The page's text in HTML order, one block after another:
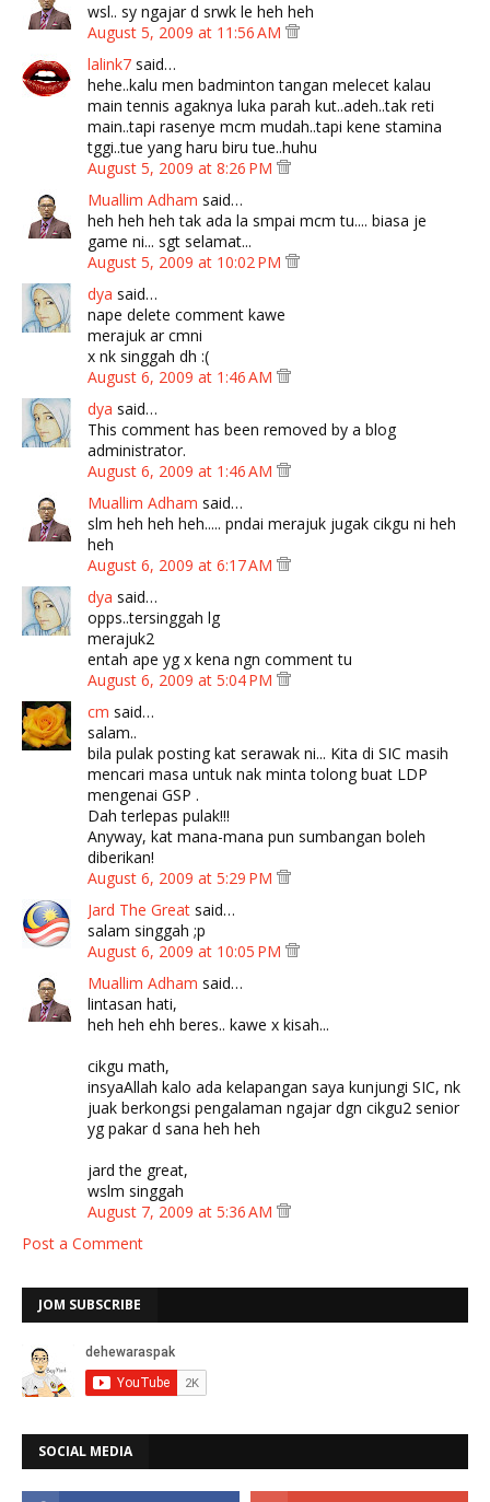
wsl.. sy ngajar d srwk le heh heh
August 5, 2009 at 11:56 AM
lalink7 said…
hehe..kalu men badminton tangan melecet kalau
main tennis agaknya luka parah kut..adeh..tak reti
main..tapi rasenye mcm mudah..tapi kene stamina
tggi..tue yang haru biru tue..huhu
August 5, 2009 at 8:26 PM
Muallim Adham said…
heh heh heh tak ada la smpai mcm tu.... biasa je
game ni... sgt selamat...
August 5, 2009 at 10:02 PM
dya said…
nape delete comment kawe
merajuk ar cmni
x nk singgah dh :(
August 6, 2009 at 1:46 AM
dya said…
This comment has been removed by a blog
administrator.
August 6, 2009 at 1:46 AM
Muallim Adham said…
slm heh heh heh..... pndai merajuk jugak cikgu ni heh
heh
August 6, 2009 at 6:17 AM
dya said…
opps..tersinggah lg
merajuk2
entah ape yg x kena ngn comment tu
August 6, 2009 at 5:04 PM
cm said…
salam..
bila pulak posting kat serawak ni... Kita di SIC masih
mencari masa untuk nak minta tolong buat LDP
mengenai GSP .
Dah terlepas pulak!!!
Anyway, kat mana-mana pun sumbangan boleh
diberikan!
August 6, 2009 at 5:29 PM
Jard The Great said…
salam singgah ;p
August 6, 2009 at 10:05 PM
Muallim Adham said…
lintasan hati,
heh heh ehh beres.. kawe x kisah...
cikgu math,
insyaAllah kalo ada kelapangan saya kunjungi SIC, nk
juak berkongsi pengalaman ngajar dgn cikgu2 senior
yg pakar d sana heh heh
jard the great,
wslm singgah
August 7, 2009 at 5:36 AM
Post a Comment
JOM SUBSCRIBE
SOCIAL MEDIA